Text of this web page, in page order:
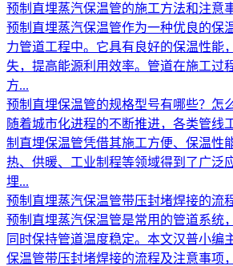
预制直埋蒸汽保温管的施工方法和注意
预制直埋蒸汽保温管作为一种优良的保
力管道工程中。它具有良好的保温性能
失，提高能源利用效率。管道在施工过
方...
预制直埋保温管的规格型号有哪些？怎
随着城市化进程的不断推进，各类管线
制直埋保温管凭借其施工方便、保温性
热、供暖、工业制程等领域得到了广泛
埋...
预制直埋蒸汽保温管带压封堵焊接的流
预制直埋蒸汽保温管是常用的管道系统
同时保持管道温度稳定。本文汉普小编
保温管带压封堵焊接的流程及注意事项